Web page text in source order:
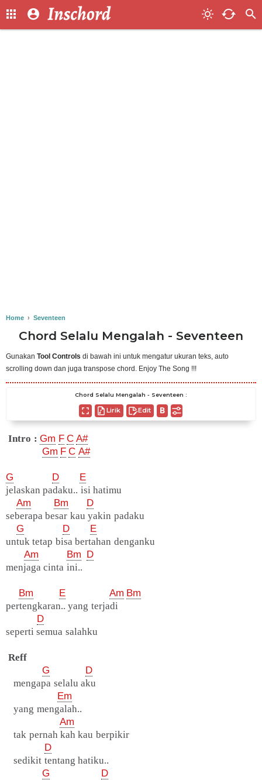
Home › Seventeen
Chord Selalu Mengalah - Seventeen
Gunakan Tool Controls di bawah ini untuk mengatur ukuran teks, auto
scrolling down dan juga transpose chord. Enjoy The Song !!!
Chord Selalu Mengalah - Seventeen :
Lirik Edit
Intro : Gm F C A#
Gm F C A#
G D
E
jelaskan padaku.. isi hatimu
Am
Bm
D
seberapa besar kau yakin padaku
G
D
E
untuk tetap bisa bertahan denganku
Am
Bm D
menjaga cinta ini..
Bm E Am Bm
pertengkaran.. yang terjadi
D
seperti semua salahku
Reff
G
D
mengapa selalu aku
Em
yang mengalah..
Am
tak pernah kah kau berpikir
D
sedikit tentang hatiku..
G
D